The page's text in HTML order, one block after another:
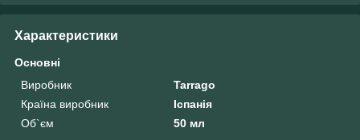
Характеристики
Основні
Виробник
Tarrago
Країна виробник
Іспанія
Об`єм
50 мл